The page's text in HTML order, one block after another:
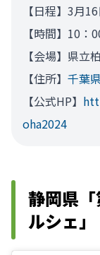
【日程】3月
【時間】10：
【会場】県立
【住所】 千葉
【公式HP】
oha2024
静岡県
ルシェ」